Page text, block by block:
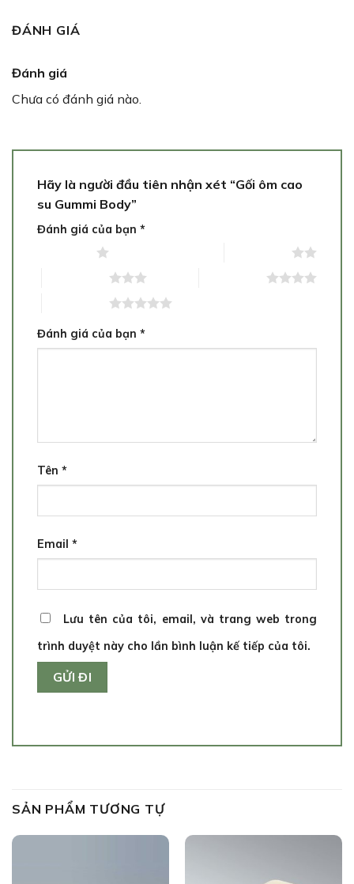
ĐÁNH GIÁ
Đánh giá
Chưa có đánh giá nào.
Hãy là người đầu tiên nhận xét “Gối ôm cao
su Gummi Body”
Đánh giá của bạn *
Đánh giá của bạn *
Tên *
Email *
Lưu tên của tôi, email, và trang web trong
trình duyệt này cho lần bình luận kế tiếp của tôi.
SẢN PHẨM TƯƠNG TỰ